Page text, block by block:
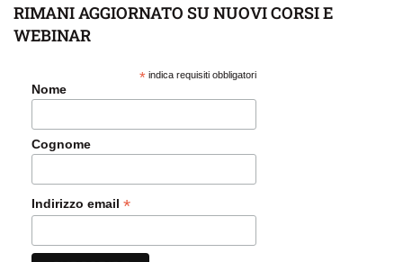
RIMANI AGGIORNATO SU NUOVI CORSI E
WEBINAR
*indica requisiti obbligatori
Nome
Cognome
Indirizzo email *